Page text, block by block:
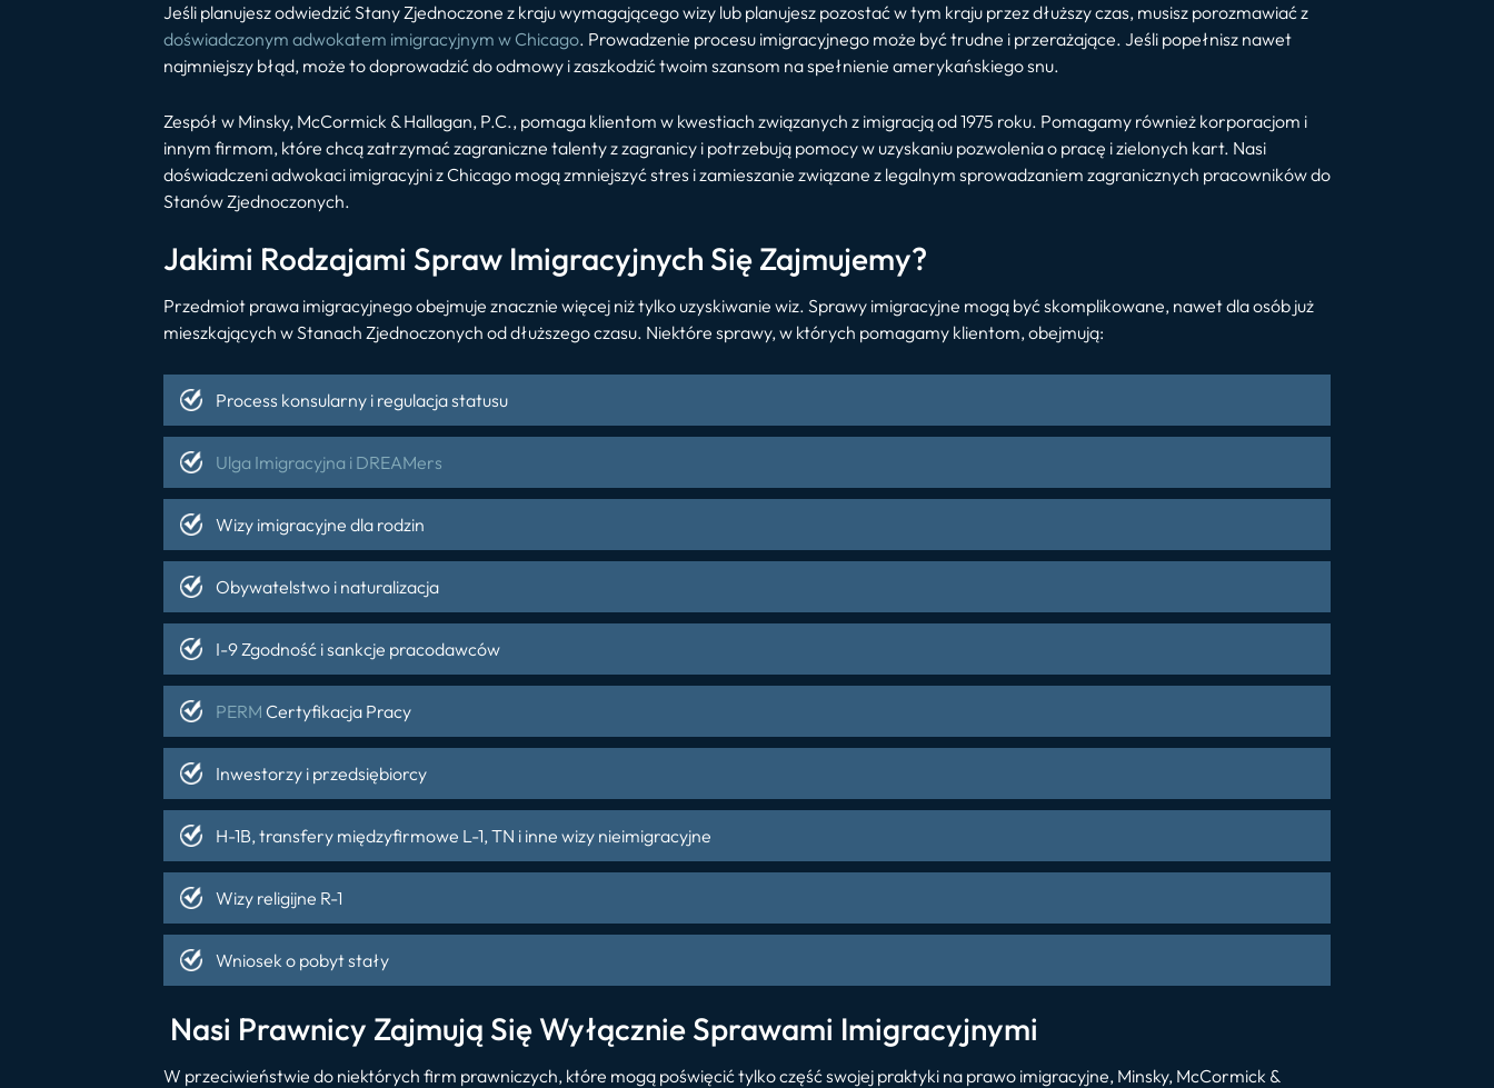
Jeśli planujesz odwiedzić Stany Zjednoczone z kraju wymagającego wizy lub planujesz pozostać w tym kraju przez dłuższy czas, musisz porozmawiać z
doświadczonym adwokatem imigracyjnym w Chicago. Prowadzenie procesu imigracyjnego może być trudne i przerażające. Jeśli popełnisz nawet
najmniejszy błąd, może to doprowadzić do odmowy i zaszkodzić twoim szansom na spełnienie amerykańskiego snu.
Zespół w Minsky, McCormick & Hallagan, P.C., pomaga klientom w kwestiach związanych z imigracją od 1975 roku. Pomagamy również korporacjom i
innym firmom, które chcą zatrzymać zagraniczne talenty z zagranicy i potrzebują pomocy w uzyskaniu pozwolenia o pracę i zielonych kart. Nasi
doświadczeni adwokaci imigracyjni z Chicago mogą zmniejszyć stres i zamieszanie związane z legalnym sprowadzaniem zagranicznych pracowników do
Stanów Zjednoczonych.
Jakimi Rodzajami Spraw Imigracyjnych Się Zajmujemy?
Przedmiot prawa imigracyjnego obejmuje znacznie więcej niż tylko uzyskiwanie wiz. Sprawy imigracyjne mogą być skomplikowane, nawet dla osób już
mieszkających w Stanach Zjednoczonych od dłuższego czasu. Niektóre sprawy, w których pomagamy klientom, obejmują:
Process konsularny i regulacja statusu
Ulga Imigracyjna i DREAMers
Wizy imigracyjne dla rodzin
Obywatelstwo i naturalizacja
I-9 Zgodność i sankcje pracodawców
PERM Certyfikacja Pracy
Inwestorzy i przedsiębiorcy
H-1B, transfery międzyfirmowe L-1, TN i inne wizy nieimigracyjne
Wizy religijne R-1
Wniosek o pobyt stały
Nasi Prawnicy Zajmują Się Wyłącznie Sprawami Imigracyjnymi
W przeciwieństwie do niektórych firm prawniczych, które mogą poświęcić tylko część swojej praktyki na prawo imigracyjne, Minsky, McCormick &